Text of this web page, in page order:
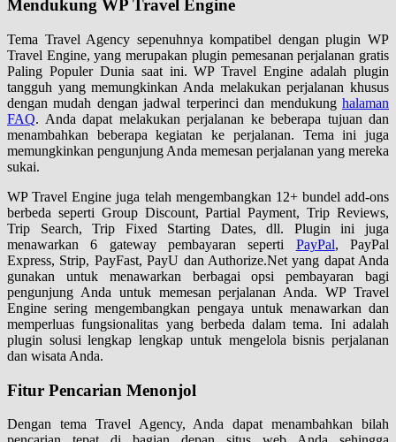
Mendukung WP Travel Engine
Tema Travel Agency sepenuhnya kompatibel dengan plugin WP
Travel Engine, yang merupakan plugin pemesanan perjalanan gratis
Paling Populer Dunia saat ini. WP Travel Engine adalah plugin
tangguh yang memungkinkan Anda melakukan perjalanan khusus
dengan mudah dengan jadwal terperinci dan mendukung halaman
FAQ. Anda dapat melakukan perjalanan ke beberapa tujuan dan
menambahkan beberapa kegiatan ke perjalanan. Tema ini juga
memungkinkan pengunjung Anda memesan perjalanan yang mereka
sukai.
WP Travel Engine juga telah mengembangkan 12+ bundel add-ons
berbeda seperti Group Discount, Partial Payment, Trip Reviews,
Trip Search, Trip Fixed Starting Dates, dll. Plugin ini juga
menawarkan 6 gateway pembayaran seperti PayPal, PayPal
Express, Strip, PayFast, PayU dan Authorize.Net yang dapat Anda
gunakan untuk menawarkan berbagai opsi pembayaran bagi
pengunjung Anda untuk memesan perjalanan Anda. WP Travel
Engine sering mengembangkan pengaya untuk menawarkan dan
memperluas fungsionalitas yang berbeda dalam tema. Ini adalah
plugin solusi lengkap lengkap untuk mengelola bisnis perjalanan
dan wisata Anda.
Fitur Pencarian Menonjol
Dengan tema Travel Agency, Anda dapat menambahkan bilah